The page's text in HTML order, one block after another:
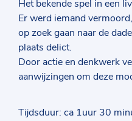
Het bekende spel in een
Er werd iemand
op zoek gaan naar de
plaats delict.
Door actie en denkwerk
aanwijzingen om deze
Tijdsduur: ca 1uur 30